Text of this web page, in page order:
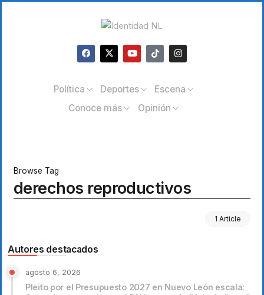
Política Deportes
Escena
Conoce más
Opinión
Browse Tag
derechos reproductivos
1 Article
Autores destacados
agosto 6, 2026
Pleito por el Presupuesto 2027 en Nuevo León escala: